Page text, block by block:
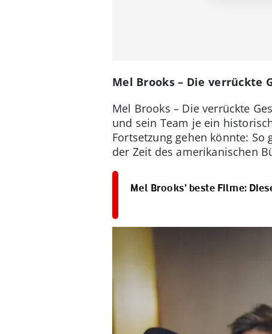
Mel Brooks – Die verrückte
Mel Brooks – Die verrückte
und sein Team je ein
Fortsetzung gehen könnte:
der Zeit des amerikanischen
Mel Brooks’ beste Filme: